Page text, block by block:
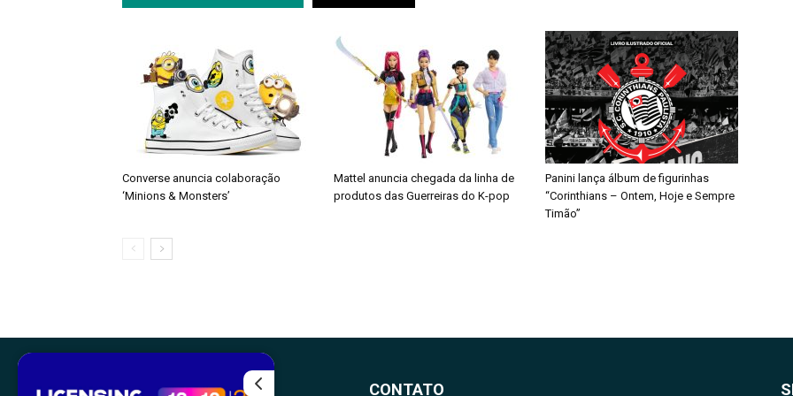
Converse anuncia colaboração
‘Minions & Monsters’
Mattel anuncia chegada da linha de
produtos das Guerreiras do K-pop
Panini lança álbum de figurinhas
“Corinthians – Ontem, Hoje e Sempre
Timão”
CONTATO